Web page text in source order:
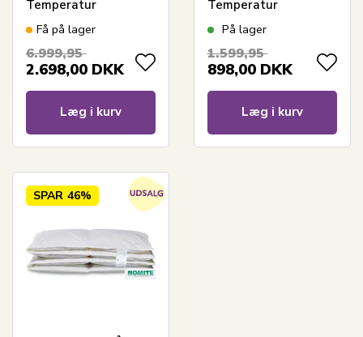
Temperatur
regulerende -
technology - Cool
Zone Temperature
Få på lager
6.999,95
2.698,00 DKK
Læg i kurv
Temperatur
regulerende -
technology dyne -
Cool Zone
På lager
1.599,95
898,00 DKK
Læg i kurv
SPAR 46%